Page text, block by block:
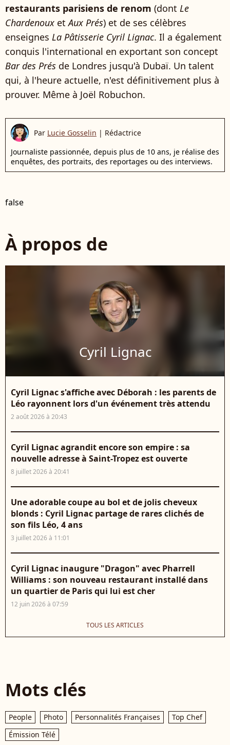
restaurants parisiens de renom (dont Le
Chardenoux etAux Prés) et de ses célèbres
enseignes La Pâtisserie Cyril Lignac. Il a également
conquis l'international en exportant son concept
Bar des Prés de Londres jusqu'à Dubaï. Un talent
qui, à l'heure actuelle, n'est définitivement plus à
prouver. Même à Joël Robuchon.
Par Lucie Gosselin | Rédactrice
Journaliste passionnée, depuis plus de 10 ans, je réalise des
enquêtes, des portraits, des reportages ou des interviews.
false
À propos de
Cyril Lignac
Cyril Lignac s'affiche avec Déborah : les parents de
Léo rayonnent lors d'un événement très attendu
2 août 2026 à 20:43
Cyril Lignac agrandit encore son empire : sa
nouvelle adresse à Saint-Tropez est ouverte
8 juillet 2026 à 20:41
Une adorable coupe au bol et de jolis cheveux
blonds : Cyril Lignac partage de rares clichés de
son fils Léo, 4 ans
3 juillet 2026 à 11:01
Cyril Lignac inaugure "Dragon" avec Pharrell
Williams : son nouveau restaurant installé dans
un quartier de Paris qui lui est cher
12 juin 2026 à 07:59
TOUS LES ARTICLES
Mots clés
People Photo Personnalités Françaises
Top Chef
Émission Télé